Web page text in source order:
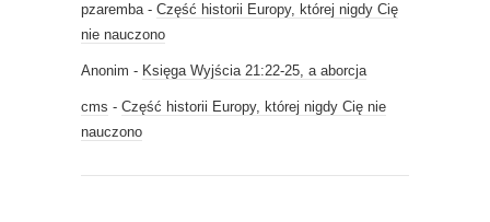
pzaremba- Część historii Europy, której nigdy Cię
nie nauczono
Anonim - Księga Wyjścia 21:22-25, a aborcja
cms - Część historii Europy, której nigdy Cię nie
nauczono